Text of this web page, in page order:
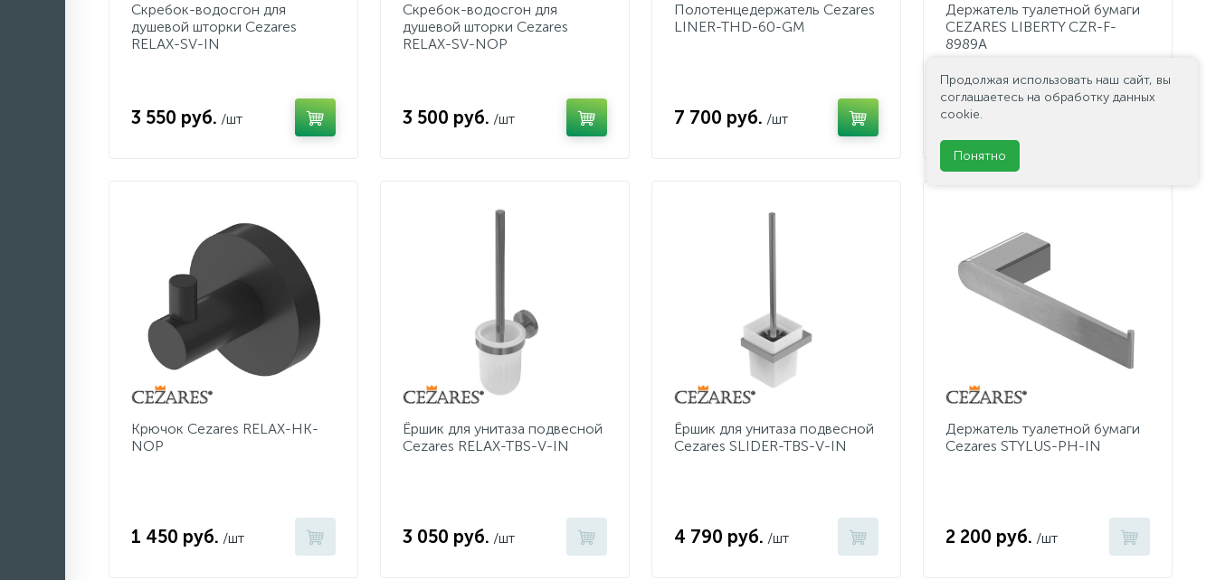
Скребок-водосгон для
душевой шторки Cezares
RELAX-SV-IN
3 550 руб. /шт
Скребок-водосгон для
душевой шторки Cezares
RELAX-SV-NOP
3 500 руб. /шт
Полотенцедержатель Cezares
LINER-THD-60-GM
7 700 руб. /шт
Держатель туалетной бумаги
CEZARES LIBERTY CZR-F-
8989A
4 960 руб.
Крючок Cezares RELAX-HK-
NOP
1 450 руб. /шт
Ёршик для унитаза подвесной
Cezares RELAX-TBS-V-IN
3 050 руб. /шт
Ёршик для унитаза подвесной
Cezares SLIDER-TBS-V-IN
4 790 руб. /шт
Держатель туалетной бумаги
Cezares STYLUS-PH-IN
2 200 руб. /шт
Продолжая использовать наш сайт, вы
соглашаетесь на обработку данных
cookie.
Понятно